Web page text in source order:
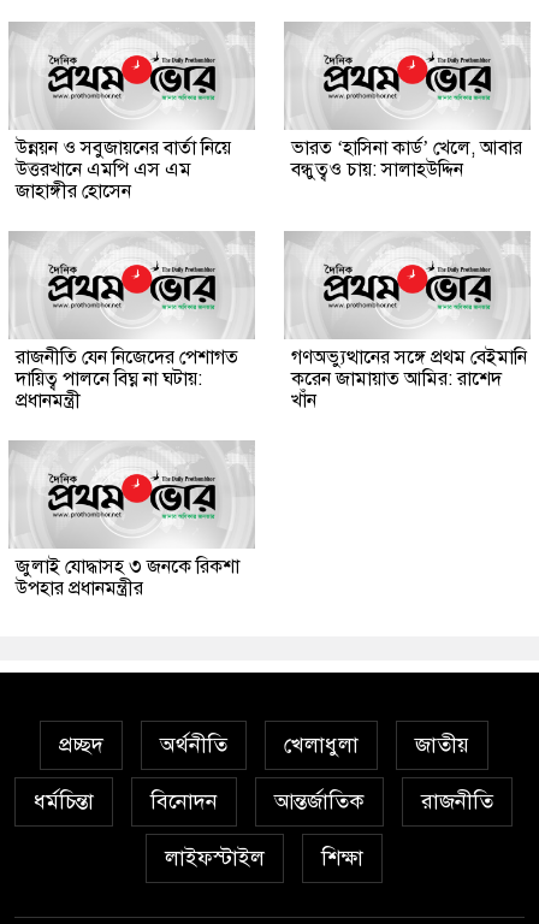
উন্নয়ন ও সবুজায়নের বার্তা নিয়ে
উত্তরখানে এমপি এস এম
জাহাঙ্গীর হোসেন
ভারত ‘হাসিনা কার্ড’ খেলে, আবার
বন্ধুত্বও চায়: সালাহউদ্দিন
রাজনীতি যেন নিজেদের পেশাগত
দায়িত্ব পালনে বিঘ্ন না ঘটায়:
প্রধানমন্ত্রী
গণঅভ্যুত্থানের সঙ্গে প্রথম বেইমানি
করেন জামায়াত আমির: রাশেদ
খাঁন
জুলাই যোদ্ধাসহ ৩ জনকে রিকশা
উপহার প্রধানমন্ত্রীর
প্রচ্ছদ অর্থনীতি খেলাধুলা জাতীয়
ধর্মচিন্তা বিনোদন আন্তর্জাতিক রাজনীতি
লাইফস্টাইল শিক্ষা